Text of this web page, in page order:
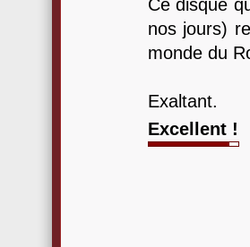
Ce disque
nos jours)
monde du
Exaltant.
Excellent !